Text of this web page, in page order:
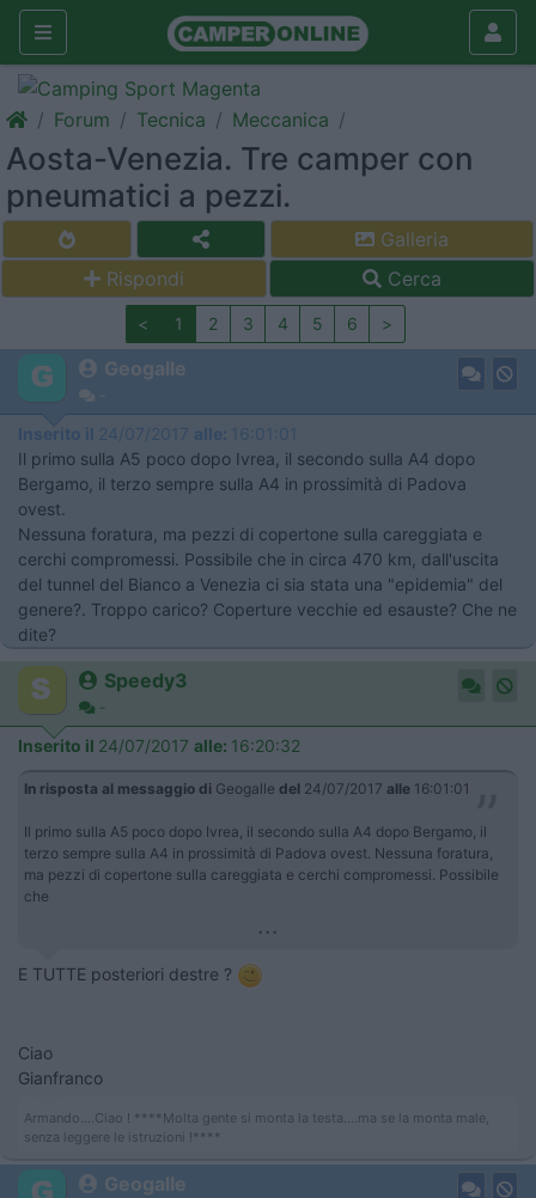
Forum Tecnica Meccanica
Aosta-Venezia. Tre camper con
pneumatici a pezzi.
Galleria
Rispondi
Cerca
< 1 2 3 4 5 6 >
Geogalle
Inserito il 24/07/2017 alle: 16:01:01
Il primo sulla A5 poco dopo Ivrea, il secondo sulla A4 dopo
Bergamo, il terzo sempre sulla A4 in prossimità di Padova
ovest.
Nessuna foratura, ma pezzi di copertone sulla careggiata e
cerchi compromessi. Possibile che in circa 470 km, dall'uscita
del tunnel del Bianco a Venezia ci sia stata una "epidemia" del
genere?. Troppo carico? Coperture vecchie ed esauste? Che ne
dite?
Speedy3
-
Inserito il 24/07/2017 alle: 16:20:32
In risposta al messaggio di Geogalle del 24/07/2017 alle 16:01:01
Il primo sulla A5 poco dopo Ivrea, il secondo sulla A4 dopo Bergamo, il
terzo sempre sulla A4 in prossimità di Padova ovest. Nessuna foratura,
ma pezzi di copertone sulla careggiata e cerchi compromessi. Possibile
che
...
E TUTTE posteriori destre ?
Ciao
Gianfranco
Armando....Ciao ! ****Molta gente si monta la testa....ma se la monta male,
senza leggere le istruzioni !****
Geogalle